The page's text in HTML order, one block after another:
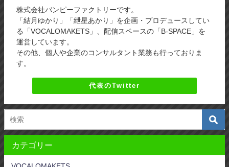
株式会社バンピーファクトリーです。
「結月ゆかり」「紲星あかり」を企画・プロデュースしてい
る「VOCALOMAKETS」、配信スペースの「B-SPACE」を
運営しています。
その他、個人や企業のコンサルタント業務も行っておりま
す。
代表のTwitter
カテゴリー